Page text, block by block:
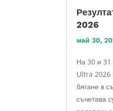
2026
май 30,
На 30 и
Ultra 2026
бягане в
съчетава